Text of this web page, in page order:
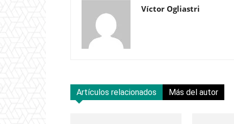
Víctor Ogliastri
Artículos relacionados Más del autor